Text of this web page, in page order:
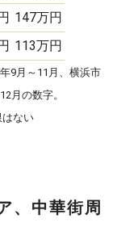
147万円
113万円
9月～11月、横浜市
月の数字。
ない
、中華街周